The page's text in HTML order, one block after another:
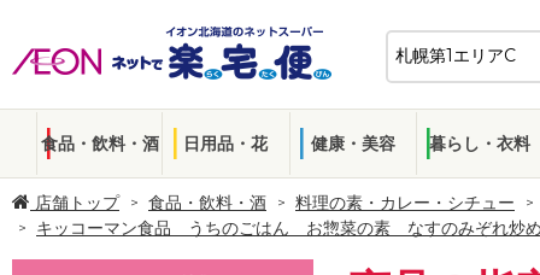
食品・飲料・酒 日用品・花 健康・美容 暮らし・衣料
店舗トップ 食品・飲料・酒
料理の素・カレー・シチュー
キッコーマン食品 うちのごはん お惣菜の素 なすのみぞれ